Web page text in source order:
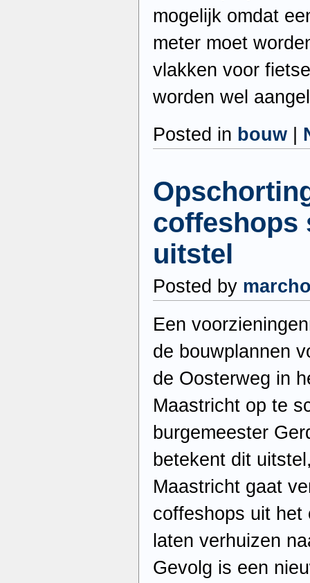
mogelijk omdat
meter moet
vlakken voor
worden wel
Posted in bouw
coffeshops
uitstel
Posted by
Een
de bouwplannen
de Oosterweg in
Maastricht op te
burgemeester
betekent dit
Maastricht gaat
coffeshops uit het
laten verhuizen
Gevolg is een